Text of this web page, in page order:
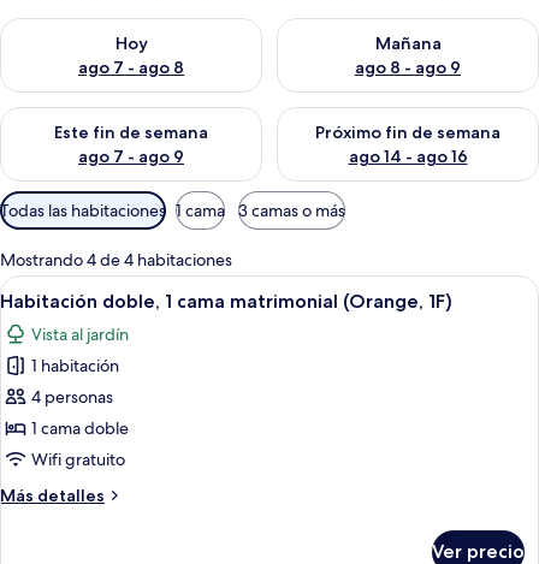
Hoy
ago 7 - ago 8
Consulta la disponibilidad para hoy ago 7 - ago 8
Mañana
ago 8 - ago 9
Consulta la disponibilidad
Este fin de semana
ago 7 - ago 9
Consulta la disponibilidad para este fin de semana ago 7 -
Próximo fin de semana
ago 14 - ago 16
Consulta la disponibilidad
Filtros
disponibles
para
las
habitaciones
Todas las habitaciones 1 cama 3 camas o más
Mostrando 4 de 4 habitaciones
Abrir
todas
las
fotos
de
Habitación
doble,
cama
Un dormitorio moderno con cama,
6
Habitación doble, 1 cama matrimonial (Orange, 1F)
Vista al jardín
1 habitación
4 personas
1 cama doble
Wifi gratuito
Más detalles
Más
Ver precio